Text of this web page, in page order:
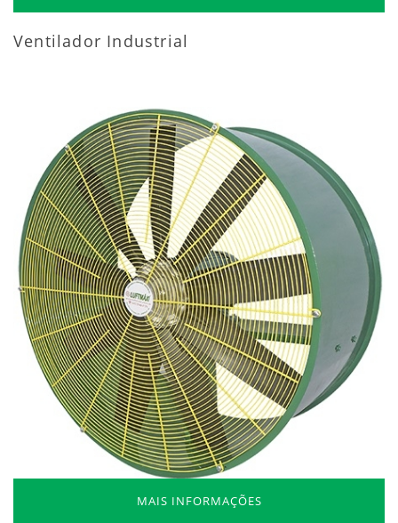
Ventilador Industrial
MAIS INFORMAÇÕES